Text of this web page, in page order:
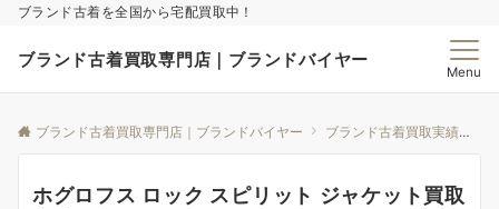
ブランド古着を全国から宅配買取中！
ブランド古着買取専門店｜ブランドバイヤー
Menu
ブランド古着買取専門店｜ブランドバイヤー ブランド古着買取実績｜ブランドバイヤー
ホグロフス ロック スピリット ジャケット買取